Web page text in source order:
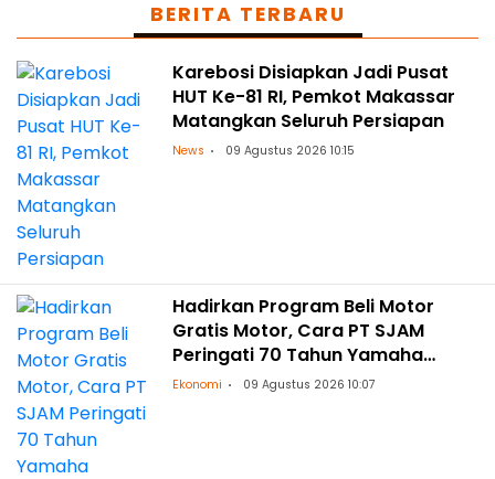
BERITA TERBARU
Karebosi Disiapkan Jadi Pusat
HUT Ke-81 RI, Pemkot Makassar
Matangkan Seluruh Persiapan
News 09 Agustus 2026 10:15
Hadirkan Program Beli Motor
Gratis Motor, Cara PT SJAM
Peringati 70 Tahun Yamaha
Indonesia dan HUT RI ke-81
Ekonomi 09 Agustus 2026 10:07